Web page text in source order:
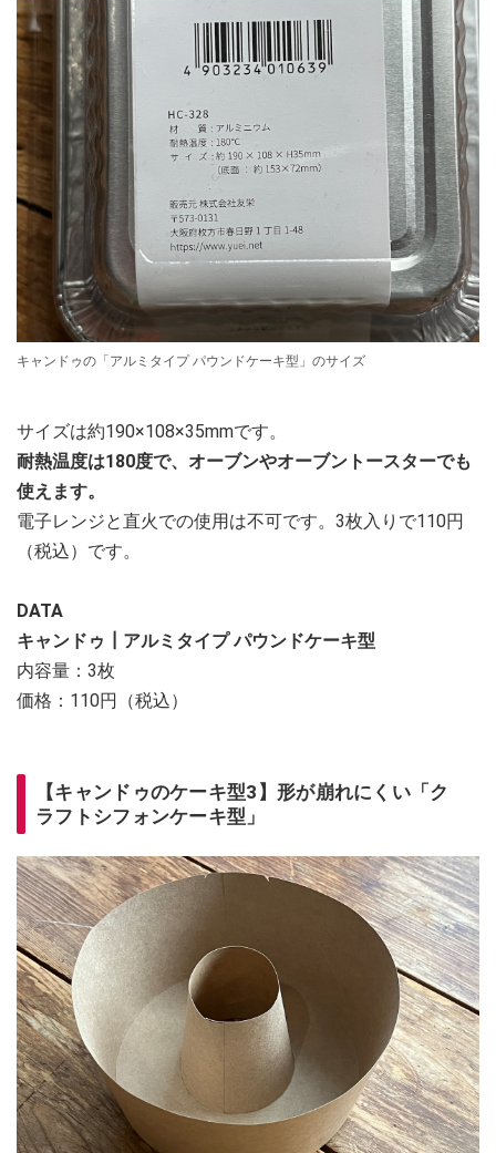
キャンドゥの「アルミタイプ パウンドケーキ型」のサイズ
サイズは約190×108×35mmです。
耐熱温度は180度で、オーブンやオーブントースターでも
使えます。
電子レンジと直火での使用は不可です。3枚入りで110円
（税込）です。
DATA
キャンドゥ┃アルミタイプ パウンドケーキ型
内容量：3枚
価格：110円（税込）
【キャンドゥのケーキ型3】形が崩れにくい「ク
ラフトシフォンケーキ型」